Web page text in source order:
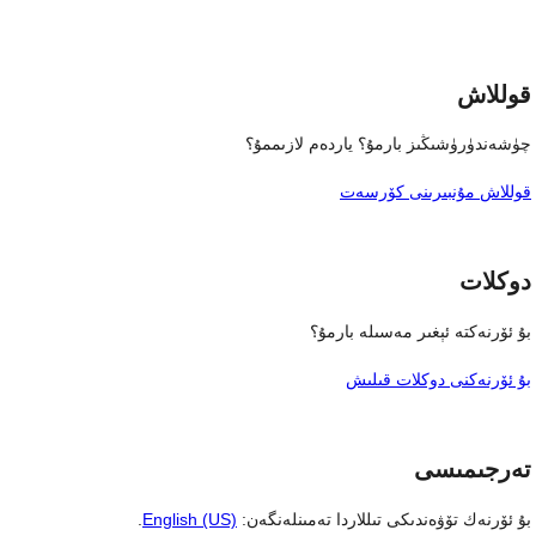
قوللاش
چۈشەندۈرۈشىڭىز بارمۇ؟ ياردەم لازىممۇ؟
قوللاش مۇنبىرىنى كۆرسەت
دوكلات
بۇ ئۆرنەكتە ئېغىر مەسىلە بارمۇ؟
بۇ ئۆرنەكنى دوكلات قىلىش
تەرجىمىسى
بۇ ئۆرنەك تۆۋەندىكى تىللاردا تەمىنلەنگەن: English (US)